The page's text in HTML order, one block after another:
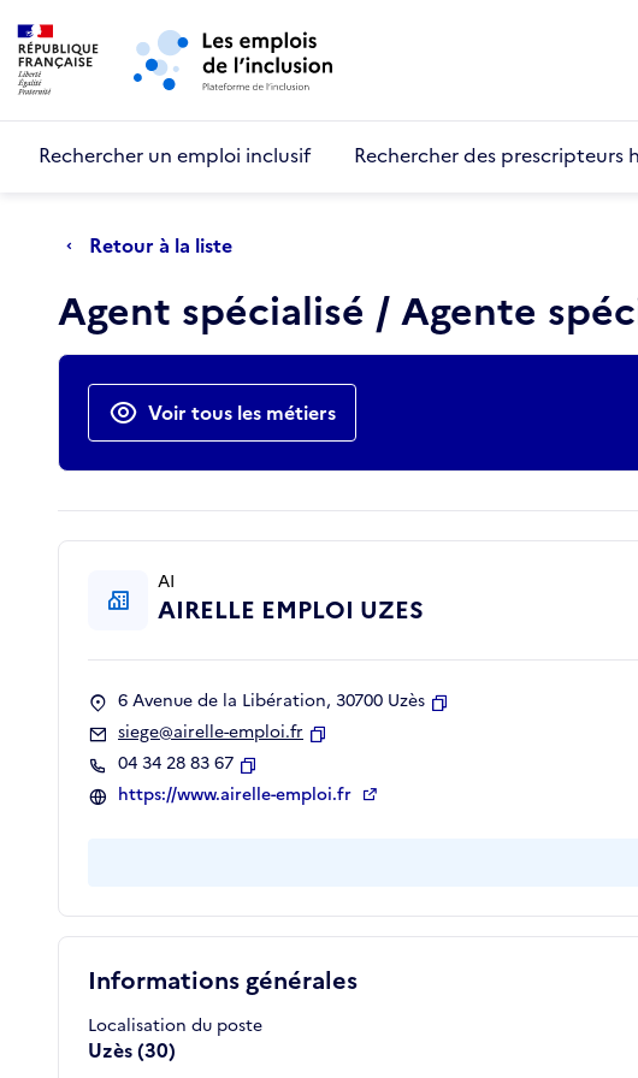
Aller au menu principal
Rechercher un emploi inclusif Rechercher des prescripteurs
Retour à la liste
Agent spécialisé / Agente
Actions rapides
Voir tous les métiers
Informations générales
Localisation du poste
Uzès (30)
AI
AIRELLE EMPLOI UZES
6 Avenue de la Libération, 30700 Uzès
siege@airelle-emploi.fr
04 34 28 83 67
Copier
https://www.airelle-emploi.fr